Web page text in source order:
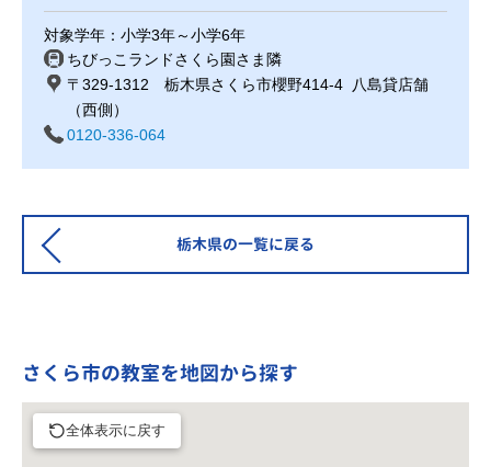
対象学年：小学3年～小学6年
ちびっこランドさくら園さま隣
〒329-1312 栃木県さくら市櫻野414-4 八島貸店舗
（西側）
0120-336-064
栃木県の一覧に戻る
さくら市の教室を地図から探す
全体表示に戻す